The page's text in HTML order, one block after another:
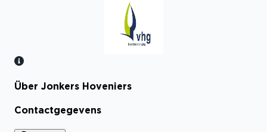
Bekijk certificaat
Über Jonkers Hoveniers
Contactgegevens